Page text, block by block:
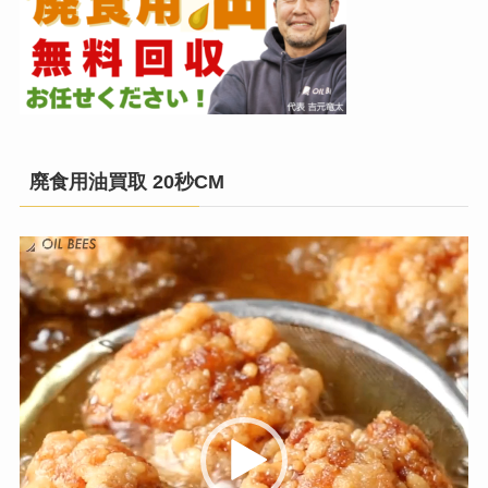
廃食用油買取 20秒CM
動
画
プ
レ
ー
ヤ
ー